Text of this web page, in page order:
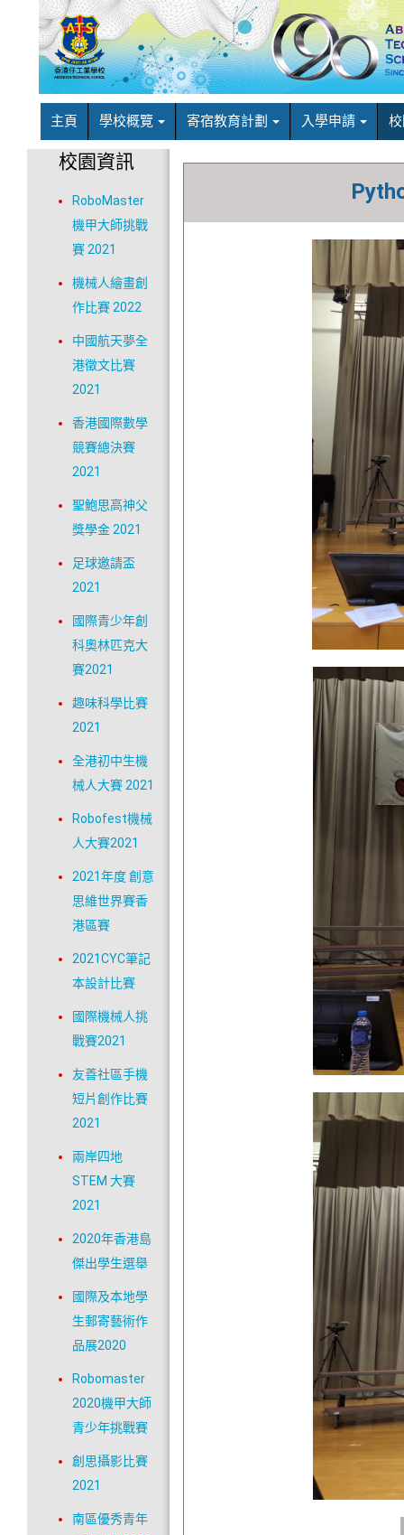
主頁 學校概覽 寄宿教育計劃 入學申請
校園資訊
RoboMaster
機甲大師挑戰
賽 2021
機械人繪畫創
作比賽 2022
中國航天夢全
港徵文比賽
2021
香港國際數學
競賽總決賽
2021
聖鮑思高神父
獎學金 2021
足球邀請盃
2021
國際青少年創
科奧林匹克大
賽2021
趣味科學比賽
2021
全港初中生機
械人大賽 2021
Robofest機械
人大賽2021
2021年度 創意
思維世界賽香
港區賽
2021CYC筆記
本設計比賽
國際機械人挑
戰賽2021
友善社區手機
短片創作比賽
2021
兩岸四地
STEM 大賽
2021
2020年香港島
傑出學生選舉
國際及本地學
生郵寄藝術作
品展2020
Robomaster
2020機甲大師
青少年挑戰賽
創思攝影比賽
2021
南區優秀青年